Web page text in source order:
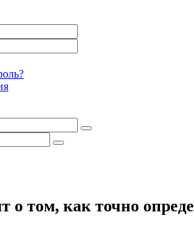
о том, как точно